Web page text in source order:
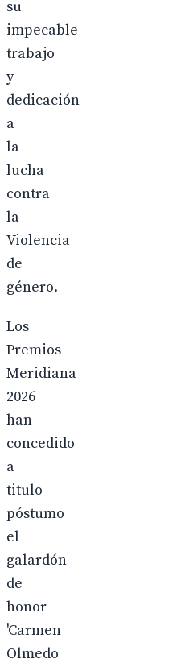
su
impecable
trabajo
y
dedicación
a
la
lucha
contra
la
Violencia
de
género.
Los
Premios
Meridiana
2026
han
concedido
a
titulo
póstumo
el
galardón
de
honor
'Carmen
Olmedo